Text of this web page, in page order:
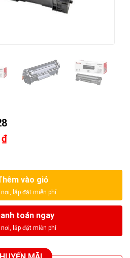
₫Giá
450.000₫.
vào giỏ
toán ngay